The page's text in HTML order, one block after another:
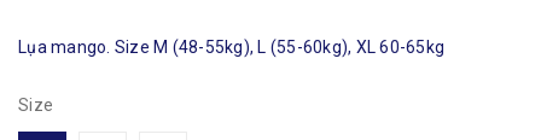
Lụa mango. Size M (48-55kg), L (55-60kg), XL 60-65kg
Size